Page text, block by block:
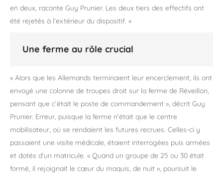
en deux, raconte Guy Prunier. Les deux tiers des effectifs ont
été rejetés à l’extérieur du dispositif. »
Une ferme au rôle crucial
« Alors que les Allemands terminaient leur encerclement, ils ont
envoyé une colonne de troupes droit sur la ferme de Réveillon,
pensant que c’était le poste de commandement », décrit Guy
Prunier. Erreur, puisque la ferme n’était que le centre
mobilisateur, où se rendaient les futures recrues. Celles-ci y
passaient une visite médicale, étaient interrogées puis armées
et dotés d’un matricule. « Quand un groupe de 25 ou 30 était
formé, il rejoignait le cœur du maquis, de nuit », poursuit le